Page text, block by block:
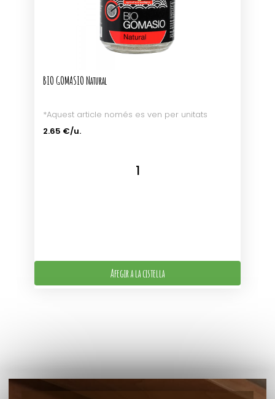
BIO GOMASIO Natural
*Aquest article només es ven per unitats
2.65 €/u.
Afegir a la cistella